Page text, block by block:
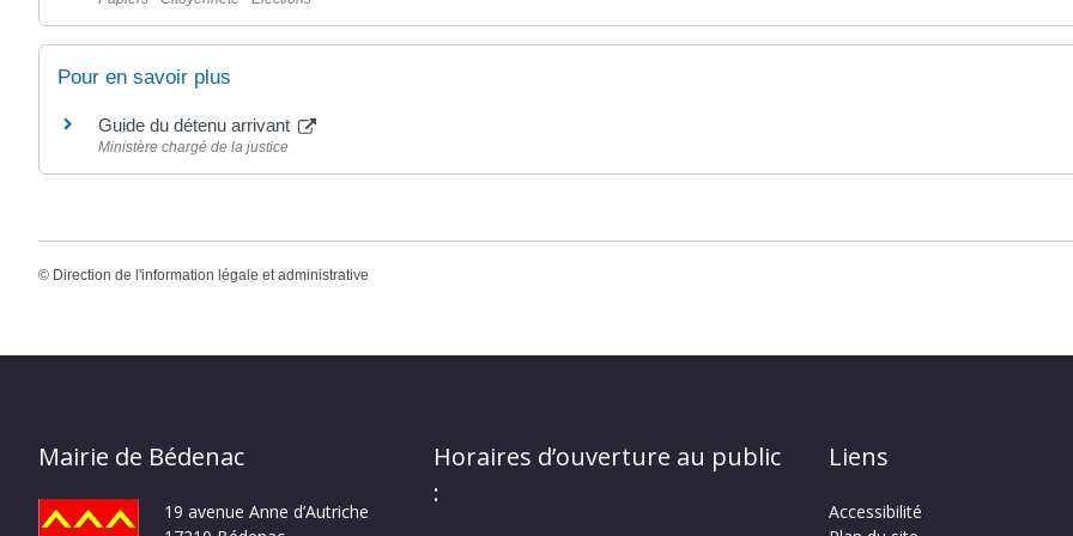
Pour en savoir plus
Guide du détenu arrivant
Ministère chargé de la justice
© Direction de l'information légale et administrative
Mairie de Bédenac
19 avenue Anne d’Autriche
Horaires d’ouverture au public
:
Liens
Accessibilité